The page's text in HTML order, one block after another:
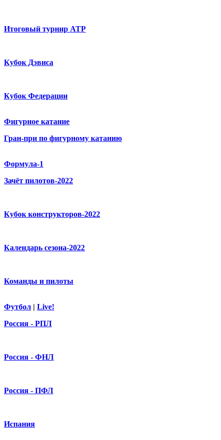
Итоговый турнир ATP
Кубок Дэвиса
Кубок Федерации
Фигурное катание
Гран-при по фигурному катанию
Формула-1
Зачёт пилотов-2022
Кубок конструкторов-2022
Календарь сезона-2022
Команды и пилоты
Футбол | Live!
Россия - РПЛ
Россия - ФНЛ
Россия - ПФЛ
Испания